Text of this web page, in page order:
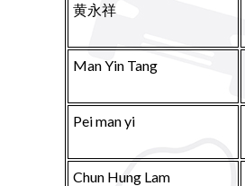
黄永祥
Man Yin Tang
Pei man yi
Chun Hung Lam